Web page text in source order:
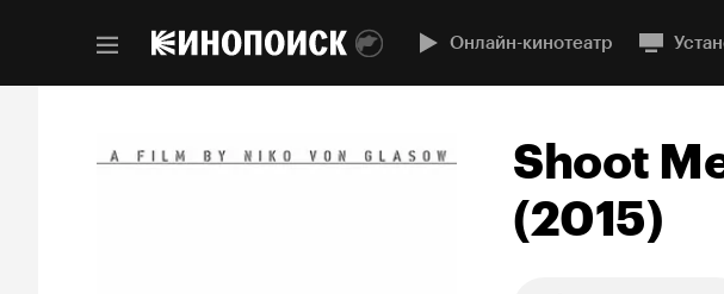
Онлайн-кинотеатр
Shoot
(2015)